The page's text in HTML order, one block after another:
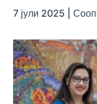
7 јули 2025 |